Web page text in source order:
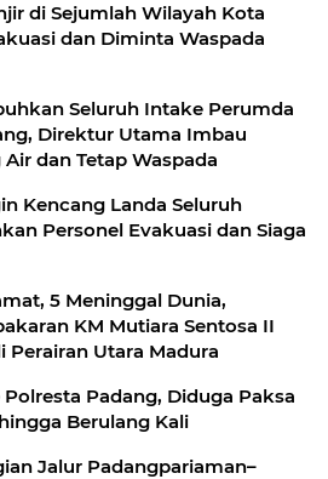
di Sejumlah Wilayah Kota
dan Diminta Waspada
Seluruh Intake Perumda
Direktur Utama Imbau
dan Tetap Waspada
Kencang Landa Seluruh
Personel Evakuasi dan Siaga
5 Meninggal Dunia,
KM Mutiara Sentosa II
Perairan Utara Madura
Padang, Diduga Paksa
Berulang Kali
Jalur Padangpariaman–